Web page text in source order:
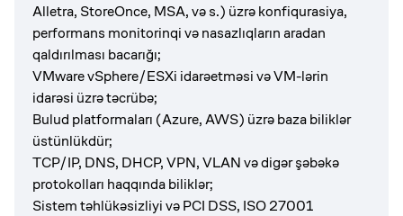
Alletra, StoreOnce, MSA, və s.) üzrə konfiqurasiya,
performans monitorinqi və nasazlıqların aradan
qaldırılması bacarığı;
VMware vSphere/ESXi idarəetməsi və VM-lərin
idarəsi üzrə təcrübə;
Bulud platformaları (Azure, AWS) üzrə baza biliklər
üstünlükdür;
TCP/IP, DNS, DHCP, VPN, VLAN və digər şəbəkə
protokolları haqqında biliklər;
Sistem təhlükəsizliyi və PCI DSS, ISO 27001